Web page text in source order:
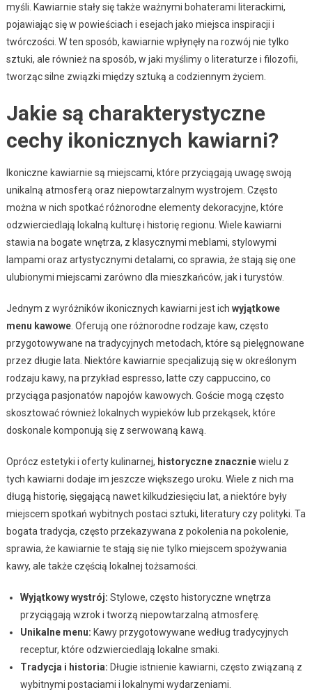
myśli. Kawiarnie stały się także ważnymi bohaterami literackimi,
pojawiając się w powieściach i esejach jako miejsca inspiracji i
twórczości. W ten sposób, kawiarnie wpłynęły na rozwój nie tylko
sztuki, ale również na sposób, w jaki myślimy o literaturze i filozofii,
tworząc silne związki między sztuką a codziennym życiem.
Jakie są charakterystyczne
cechy ikonicznych kawiarni?
Ikoniczne kawiarnie są miejscami, które przyciągają uwagę swoją
unikalną atmosferą oraz niepowtarzalnym wystrojem. Często
można w nich spotkać różnorodne elementy dekoracyjne, które
odzwierciedlają lokalną kulturę i historię regionu. Wiele kawiarni
stawia na bogate wnętrza, z klasycznymi meblami, stylowymi
lampami oraz artystycznymi detalami, co sprawia, że stają się one
ulubionymi miejscami zarówno dla mieszkańców, jak i turystów.
Jednym z wyróżników ikonicznych kawiarni jest ich wyjątkowe
menu kawowe. Oferują one różnorodne rodzaje kaw, często
przygotowywane na tradycyjnych metodach, które są pielęgnowane
przez długie lata. Niektóre kawiarnie specjalizują się w określonym
rodzaju kawy, na przykład espresso, latte czy cappuccino, co
przyciąga pasjonatów napojów kawowych. Goście mogą często
skosztować również lokalnych wypieków lub przekąsek, które
doskonale komponują się z serwowaną kawą.
Oprócz estetyki i oferty kulinarnej, historyczne znaczniewielu z
tych kawiarni dodaje im jeszcze większego uroku. Wiele z nich ma
długą historię, sięgającą nawet kilkudziesięciu lat, a niektóre były
miejscem spotkań wybitnych postaci sztuki, literatury czy polityki. Ta
bogata tradycja, często przekazywana z pokolenia na pokolenie,
sprawia, że kawiarnie te stają się nie tylko miejscem spożywania
kawy, ale także częścią lokalnej tożsamości.
Wyjątkowy wystrój: Stylowe, często historyczne wnętrza
przyciągają wzrok i tworzą niepowtarzalną atmosferę.
Unikalne menu: Kawy przygotowywane według tradycyjnych
receptur, które odzwierciedlają lokalne smaki.
Tradycja i historia: Długie istnienie kawiarni, często związaną z
wybitnymi postaciami i lokalnymi wydarzeniami.